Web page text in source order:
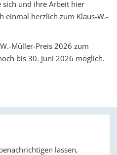
sich und ihre Arbeit hier
einmal herzlich zum Klaus-W.-
Müller-Preis 2026 zum
bis 30. Juni 2026 möglich.
lassen,